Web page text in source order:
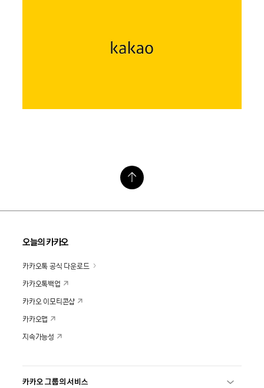
오늘의 카카오
카카오톡 공식 다운로드
카카오톡백업
카카오 이모티콘샵
카카오맵
지속가능성
카카오 그룹의 서비스